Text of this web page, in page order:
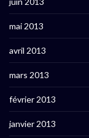
mai 2013
avril 2013
mars 2013
février 2013
janvier 2013